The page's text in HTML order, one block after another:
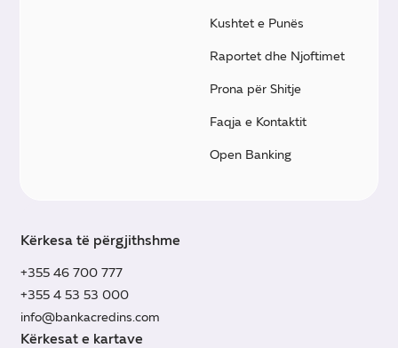
Kushtet e Punës
Raportet dhe Njoftimet
Prona për Shitje
Faqja e Kontaktit
Open Banking
Kërkesa të përgjithshme
+355 46 700 777
+355 4 53 53 000
info@bankacredins.com
Kërkesat e kartave